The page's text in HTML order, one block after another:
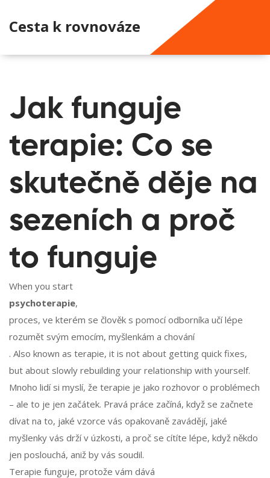
Cesta k rovnováze
Jak funguje
terapie: Co se
skutečně děje na
sezeních a proč
to funguje
When you start
psychoterapie,
proces, ve kterém se člověk s pomocí odborníka učí lépe
rozumět svým emocím, myšlenkám a chování
. Also known as terapie, it is not about getting quick fixes,
but about slowly rebuilding your relationship with yourself.
Mnoho lidí si myslí, že terapie je jako rozhovor o problémech
– ale to je jen začátek. Pravá práce začíná, když se začnete
dívat na to, jaké vzorce vás opakovaně zavádějí, jaké
myšlenky vás drží v úzkosti, a proč se cítíte lépe, když někdo
jen poslouchá, aniž by vás soudil.
Terapie funguje, protože vám dává